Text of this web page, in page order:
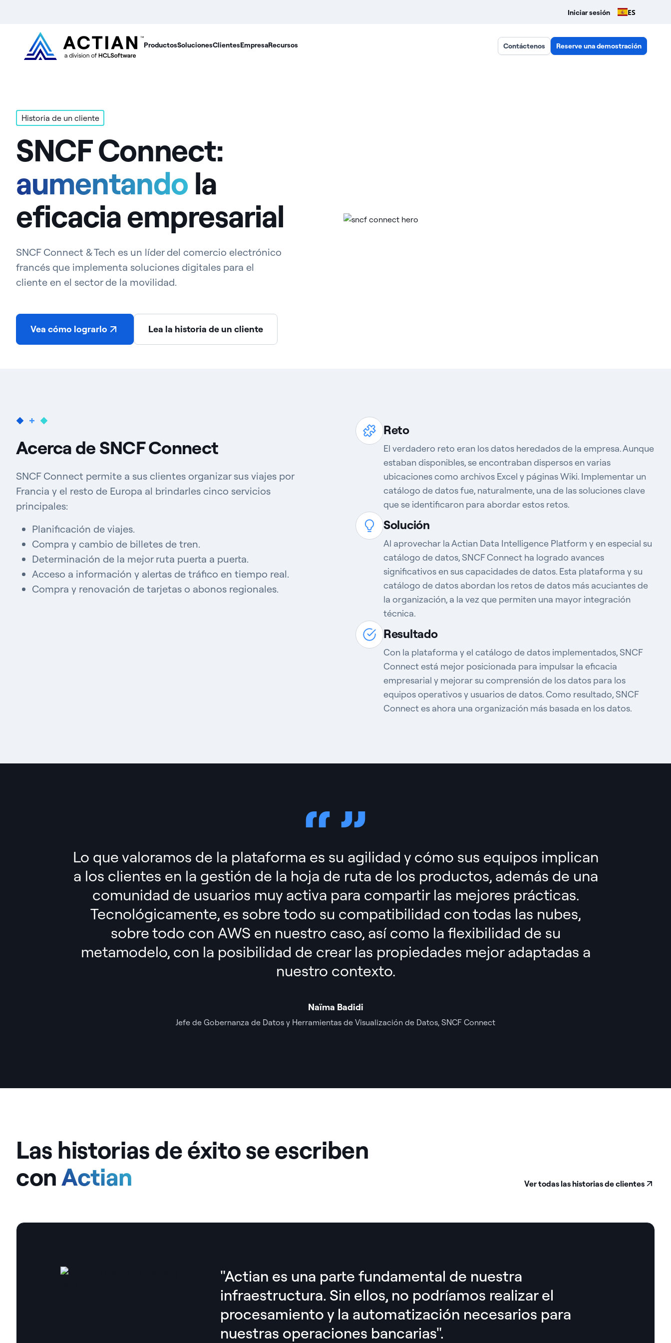
Iniciar sesión ES
ProductosSolucionesClientesEmpresaRecursos Contáctenos Reserve una demostración
Historia de un cliente
SNCF Connect:
aumentando la
eficacia empresarial
SNCF Connect & Tech es un líder del comercio electrónico
francés que implementa soluciones digitales para el
cliente en el sector de la movilidad.
Vea cómo lograrlo Lea la historia de un cliente
Acerca de SNCF Connect
SNCF Connect permite a sus clientes organizar sus viajes por
Francia y el resto de Europa al brindarles cinco servicios
principales:
Planificación de viajes.
Compra y cambio de billetes de tren.
Determinación de la mejor ruta puerta a puerta.
Acceso a información y alertas de tráfico en tiempo real.
Compra y renovación de tarjetas o abonos regionales.
Reto
El verdadero reto eran los datos heredados de la empresa. Aunque
estaban disponibles, se encontraban dispersos en varias
ubicacionescomo archivos Excel y páginas Wiki. Implementar un
catálogo de datos fue, naturalmente, una de las soluciones clave
que se identificaron para abordar estos retos.
Solución
Al aprovechar la Actian Data Intelligence Platform y en especial su
catálogo de datos, SNCF Connect ha logrado avances
significativos en sus capacidades de datos. Esta plataforma y su
catálogo de datos abordan los retos de datos más acuciantes de
la organización, a la vez que permiten una mayor integración
técnica.
Resultado
Con la plataforma y el catálogo de datos implementados, SNCF
Connect está mejor posicionada para impulsar la eficacia
empresarial y mejorar su comprensiónde los datos para los
equipos operativos y usuarios de datos. Como resultado,SNCF
Connect es ahora una organización más basada en los datos.
Lo que valoramos de la plataforma es su agilidad y cómo sus equipos implican
a los clientes en la gestión de la hoja de ruta de los productos, además de una
comunidad de usuarios muy activa para compartir las mejores prácticas.
Tecnológicamente, es sobre todo su compatibilidad con todas las nubes,
sobre todo con AWS en nuestro caso, así como la flexibilidad de su
metamodelo, con la posibilidad de crear las propiedades mejor adaptadas a
nuestro contexto.
Naïma Badidi
Jefe de Gobernanza de Datos y Herramientas de Visualización de Datos, SNCF Connect
Las historias de éxito se escriben
conActian Ver todas las historias de clientes
"Actian es una parte fundamental de nuestra
infraestructura. Sin ellos, no podríamos realizar el
procesamiento y la automatización necesarios para
nuestras operaciones bancarias".